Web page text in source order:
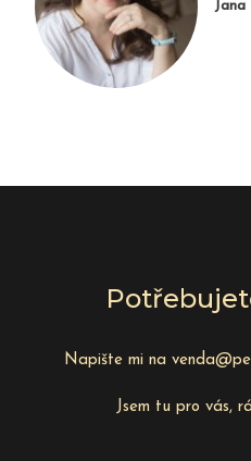
Napište mi na
Jsem tu pro vás,